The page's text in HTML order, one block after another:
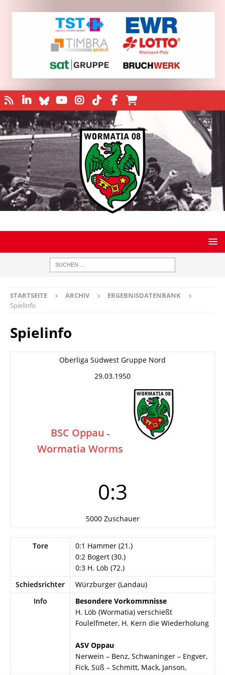
STARTSEITE ARCHIV
ERGEBNISDATENBANK
Spielinfo
Spielinfo
Oberliga Südwest Gruppe Nord
29.03.1950
BSC Oppau –
Wormatia Worms
0:3
5000 Zuschauer
Tore
0:1 Hammer (21.)
0:2 Bogert (30.)
0:3 H. Löb (72.)
Schiedsrichter
Würzburger (Landau)
Info
Besondere Vorkommnisse
H. Löb (Wormatia) verschießt
Foulelfmeter, H. Kern die Wiederholung
ASV Oppau
Nerwein – Benz, Schwaninger – Engver,
Fick, Süß – Schmitt, Mack, Janson,